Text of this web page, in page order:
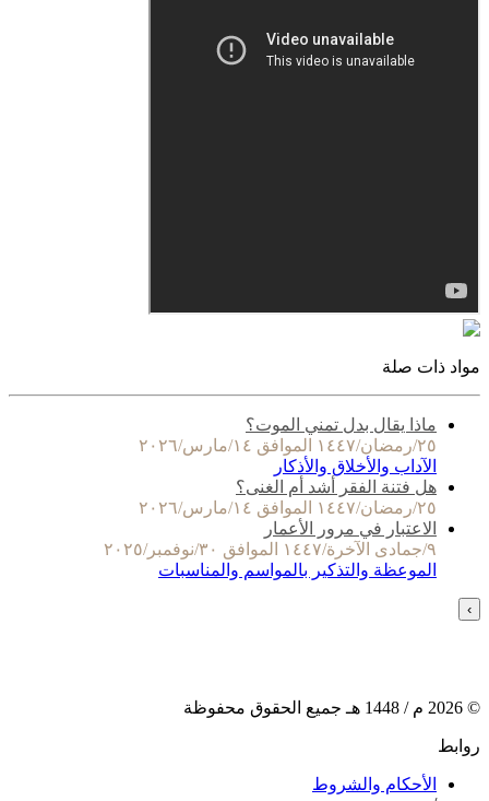
مواد ذات صلة
ماذا يقال بدل تمني الموت؟
٢٥/رمضان/١٤٤٧ الموافق ١٤/مارس/٢٠٢٦
الآداب والأخلاق والأذكار
هل فتنة الفقر أشد أم الغنى؟
٢٥/رمضان/١٤٤٧ الموافق ١٤/مارس/٢٠٢٦
الاعتبار في مرور الأعمار
٩/جمادى الآخرة/١٤٤٧ الموافق ٣٠/نوفمبر/٢٠٢٥
الموعظة والتذكير بالمواسم والمناسبات
›
©
2026 م / 1448 هـ جميع الحقوق محفوظة
روابط
الأحكام والشروط